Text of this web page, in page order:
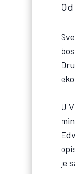
U
je